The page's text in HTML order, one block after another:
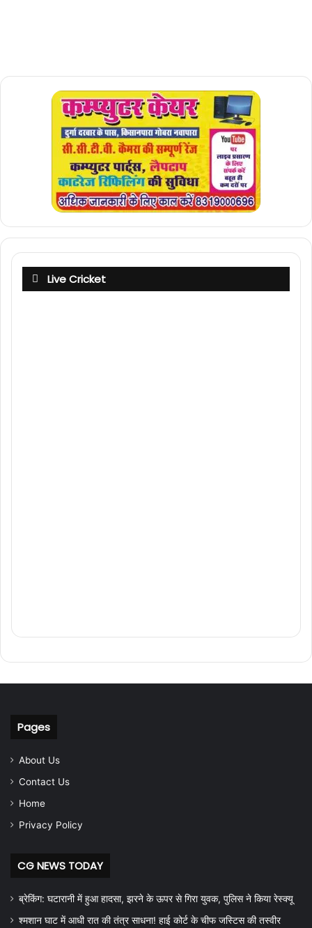
Live Cricket
Pages
About Us
Contact Us
Home
Privacy Policy
CG NEWS TODAY
ब्रेकिंग: घटारानी में हुआ हादसा, झरने के ऊपर से गिरा युवक, पुलिस ने किया रेस्क्यू
श्मशान घाट में आधी रात की तंत्र साधना! हाई कोर्ट के चीफ जस्टिस की तस्वीर